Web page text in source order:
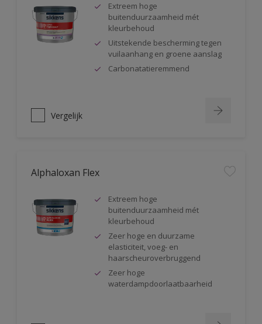
Extreem hoge
buitenduurzaamheid mét
kleurbehoud
Uitstekende bescherming tegen
vuilaanhang en groene aanslag
Carbonatatieremmend
Vergelijk
Alphaloxan Flex
Extreem hoge
buitenduurzaamheid mét
kleurbehoud
Zeer hoge en duurzame
elasticiteit, voeg- en
haarscheuroverbruggend
Zeer hoge
waterdampdoorlaatbaarheid